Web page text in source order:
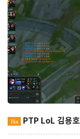
Hot PTP LoL 김용호